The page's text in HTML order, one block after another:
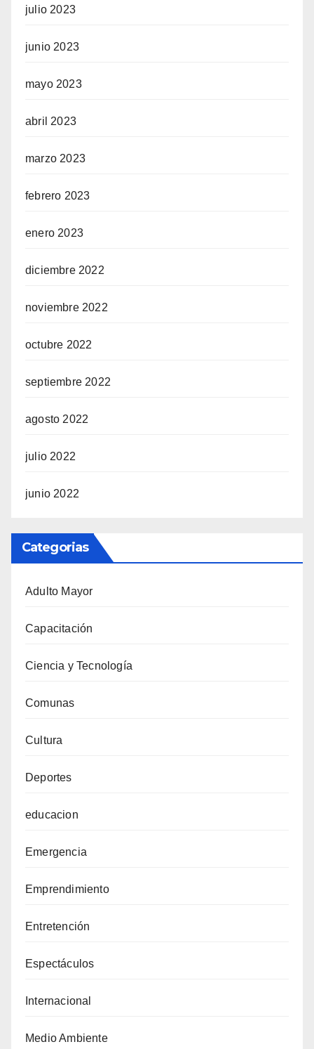
julio 2023
junio 2023
mayo 2023
abril 2023
marzo 2023
febrero 2023
enero 2023
diciembre 2022
noviembre 2022
octubre 2022
septiembre 2022
agosto 2022
julio 2022
junio 2022
Categorias
Adulto Mayor
Capacitación
Ciencia y Tecnología
Comunas
Cultura
Deportes
educacion
Emergencia
Emprendimiento
Entretención
Espectáculos
Internacional
Medio Ambiente